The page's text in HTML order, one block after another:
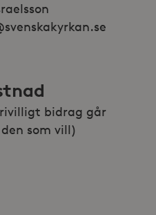
bidrag går
som vill)